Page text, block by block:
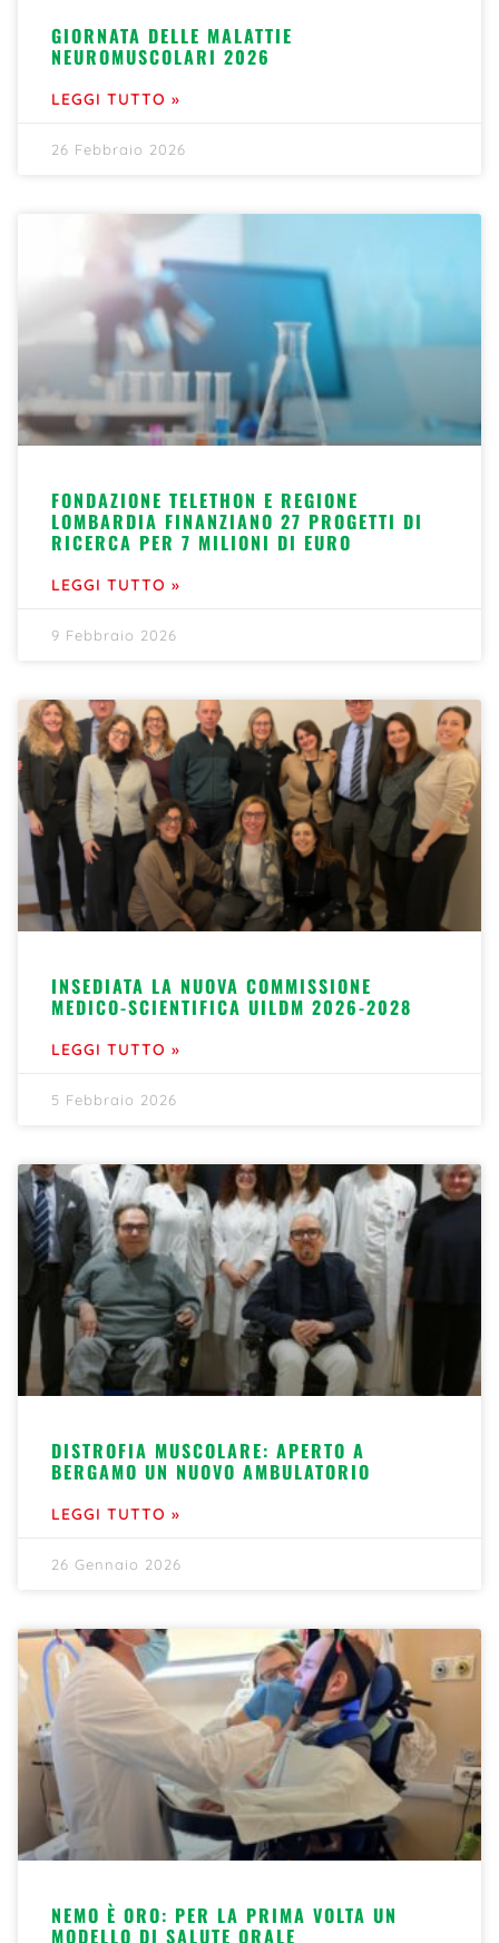
GIORNATA DELLE MALATTIE
NEUROMUSCOLARI 2026
LEGGI TUTTO »
26 Febbraio 2026
FONDAZIONE TELETHON E REGIONE
LOMBARDIA FINANZIANO 27 PROGETTI DI
RICERCA PER 7 MILIONI DI EURO
LEGGI TUTTO »
9 Febbraio 2026
INSEDIATA LA NUOVA COMMISSIONE
MEDICO-SCIENTIFICA UILDM 2026-2028
LEGGI TUTTO »
5 Febbraio 2026
DISTROFIA MUSCOLARE: APERTO A
BERGAMO UN NUOVO AMBULATORIO
LEGGI TUTTO »
26 Gennaio 2026
NEMO È ORO: PER LA PRIMA VOLTA UN
MODELLO DI SALUTE ORALE